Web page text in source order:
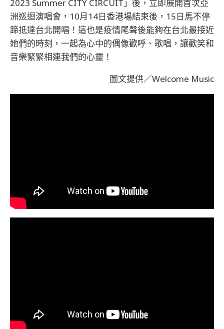
2023 Summer CITY CIRCUIT」後，立即展開首次亞
洲巡迴演唱會，10月14日香港場結束後，15日馬不停
蹄抵達台北開唱！這也是疫情尾聲後能夠在台北最接近
她們的時刻，一起為心中的偶像歡呼、歌唱，讓歡笑和
音樂緊緊相連我們的心靈！
圖文提供／Welcome Music